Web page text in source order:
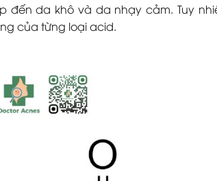
đến da khô và da nhạy cảm. Tuy
của từng loại acid.